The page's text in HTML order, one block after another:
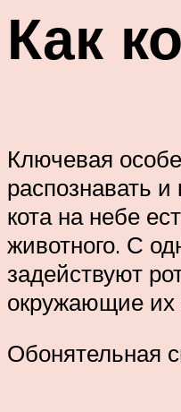
Как
Ключевая
распознавать
кота на небе
животного. С
задействуют
окружающие их
Обонятельная